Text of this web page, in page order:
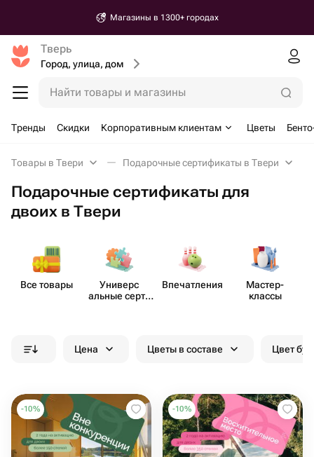
Доставка от 30 минут
Тверь
Город, улица, дом
Найти товары и магазины
Тренды Скидки Корпоративным клиентам Цветы
Товары в Твери Подарочные сертификаты в Твери
Подарочные сертификаты для
двоих в Твери
Все товары
Универс​
альные серти​
Впеча​тления
Мастер-​
классы
Цена Цветы в составе Цвет
-10% -10%